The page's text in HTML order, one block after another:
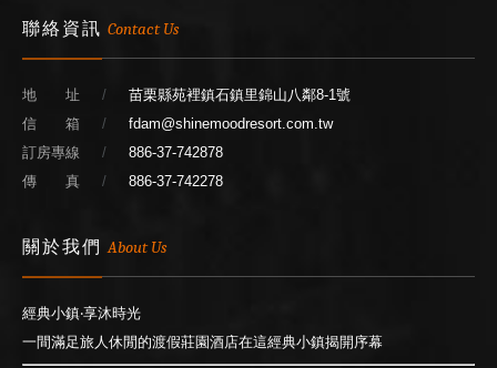
聯絡資訊 Contact Us
地 址
苗栗縣苑裡鎮石鎮里錦山八鄰8-1號
信 箱
fdam@shinemoodresort.com.tw
訂房專線
886-37-742878
傳 真
886-37-742278
關於我們 About Us
經典小鎮‧享沐時光
一間滿足旅人休閒的渡假莊園酒店在這經典小鎮揭開序幕